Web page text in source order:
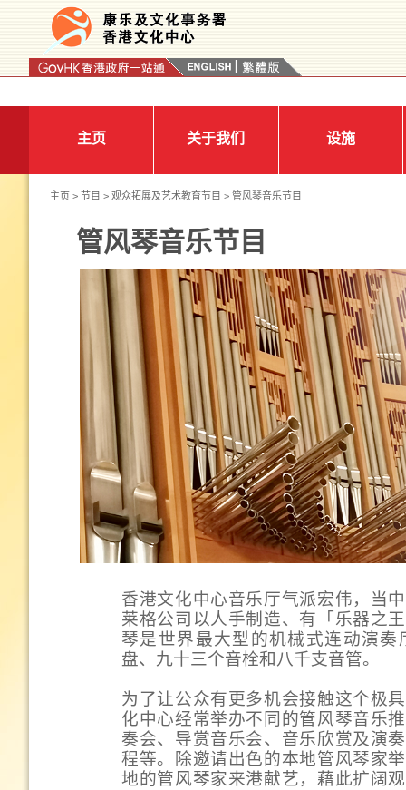
主页 关于我们 设施
主页 > 节目 > 观众拓展及艺术教育节目 > 管风琴音乐节目
管风琴音乐节目
香港文化中心音乐厅气派宏伟，当
莱格公司以人手制造、有「乐器之
琴是世界最大型的机械式连动演
盘、九十三个音栓和八千支音管。
为了让公众有更多机会接触这个极
化中心经常举办不同的管风琴音乐
奏会、导赏音乐会、音乐欣赏及演
程等。除邀请出色的本地管风琴家
地的管风琴家来港献艺，藉此扩阔